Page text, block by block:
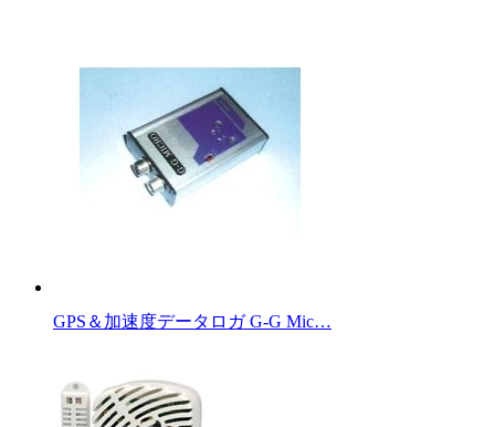
GPS＆加速度データロガ G-G Mic…